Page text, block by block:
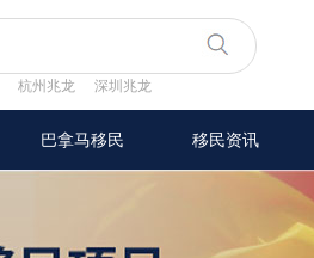
杭州兆龙 深圳兆龙
巴拿马移民 移民资讯